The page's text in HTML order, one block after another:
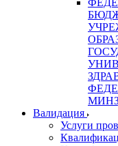
Валидация
Услуги